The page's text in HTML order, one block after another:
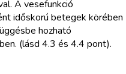
A vesefunkció
időskorú betegek körében
hozható
(lásd 4.3 és 4.4 pont).